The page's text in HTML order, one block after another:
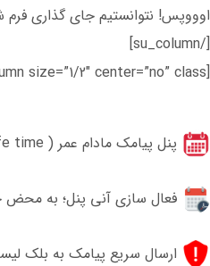
اوووپس! نتوانستیم جای گذاری فرم
[/su_column]
[su_column size=”1/2″ center=”no” class=””]
پنل پیامک مادام عمر ( life time )
فعال سازی آنی پنل؛ به محض
ارسال سریع پیامک به بلک